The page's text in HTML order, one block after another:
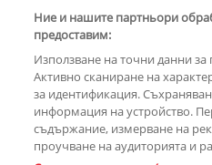
Ние и нашите партньори
предоставим:
Използване на точни данни
Активно сканиране на
за идентификация.
информация на устройство.
съдържание, измерване на
проучване на аудиторията и